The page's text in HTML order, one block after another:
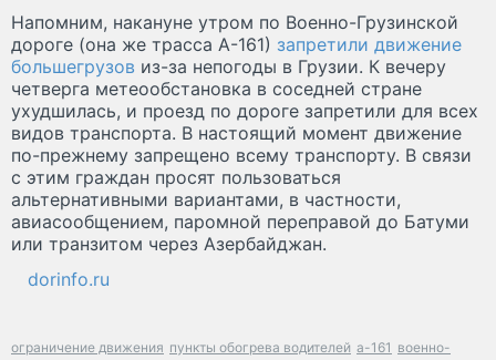
Напомним, накануне утром по Военно-Грузинской
дороге (она же трасса А-161) запретили движение
большегрузов из-за непогоды в Грузии. К вечеру
четверга метеообстановка в соседней стране
ухудшилась, и проезд по дороге запретили для всех
видов транспорта. В настоящий момент движение
по-прежнему запрещено всему транспорту. В связи
с этим граждан просят пользоваться
альтернативными вариантами, в частности,
авиасообщением, паромной переправой до Батуми
или транзитом через Азербайджан.
dorinfo.ru
ограничение движения пункты обогрева водителей а-161 военно-